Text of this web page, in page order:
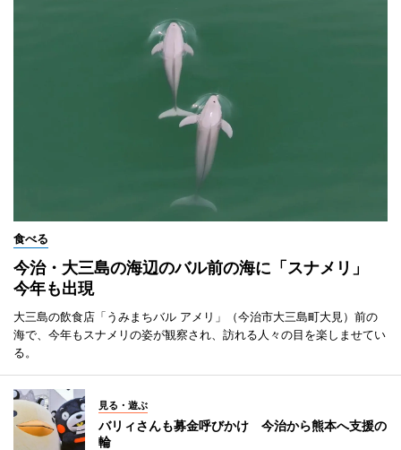
食べる
今治・大三島の海辺のバル前の海に「スナメリ」
今年も出現
大三島の飲食店「うみまちバル アメリ」（今治市大三島町大見）前の
海で、今年もスナメリの姿が観察され、訪れる人々の目を楽しませてい
る。
見る・遊ぶ
バリィさんも募金呼びかけ 今治から熊本へ支援の
輪